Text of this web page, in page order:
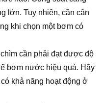
lớn. Tuy nhiên, cần cân
khi chọn một bơm có
cần phải đạt được độ
bơm nước hiệu quả. Hãy
khả năng hoạt động ở